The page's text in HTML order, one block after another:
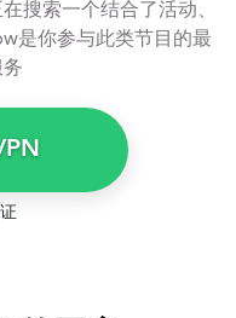
搜索一个结合了活动、
是你参与此类节目的最